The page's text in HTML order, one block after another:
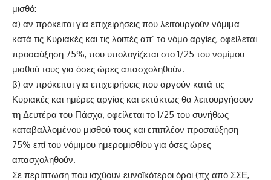
μισθό:
α) αν πρόκειται για επιχειρήσεις που λειτουργούν νόμιμα
κατά τις Κυριακές και τις λοιπές απ’ το νόμο αργίες, οφείλεται
προσαύξηση 75%, που υπολογίζεται στο 1/25 του νομίμου
μισθού τους για όσες ώρες απασχοληθούν.
β) αν πρόκειται για επιχειρήσεις που αργούν κατά τις
Κυριακές και ημέρες αργίας και εκτάκτως θα λειτουργήσουν
τη Δευτέρα του Πάσχα, οφείλεται το 1/25 του συνήθως
καταβαλλομένου μισθού τους και επιπλέον προσαύξηση
75% επί του νόμιμου ημερομισθίου για όσες ώρες
απασχοληθούν.
Σε περίπτωση που ισχύουν ευνοϊκότεροι όροι (πχ από ΣΣΕ,